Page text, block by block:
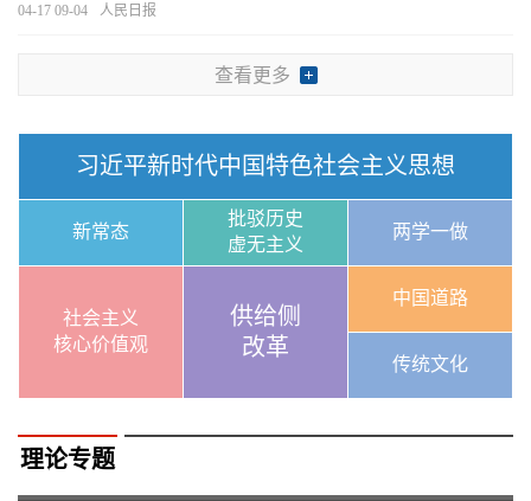
划是我们党治国理政一条重要经验，是中国特色社会主义制度一个重要政治优
04-17 09-04 人民日报
查看更多
习近平新时代中国特色社会主义思想
新常态
批驳历史
虚无主义
两学一做
社会主义
核心价值观
供给侧
改革
中国道路
传统文化
理论专题